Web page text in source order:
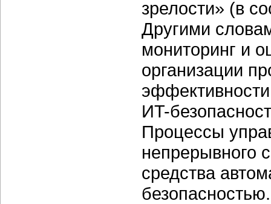
зрелости» (в
Другими
мониторинг и
организации
ИT-
Процессы
непрерывного
средства
безопасностью.